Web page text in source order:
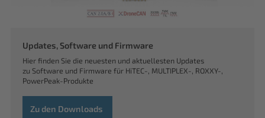
Updates, Software und Firmware
Hier finden Sie die neuesten und aktuellesten Updates
zu Software und Firmware für HiTEC-, MULTIPLEX-, ROXXY-,
PowerPeak-Produkte
Zu den Downloads